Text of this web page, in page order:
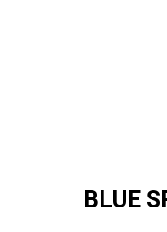
בכנרת טבריה